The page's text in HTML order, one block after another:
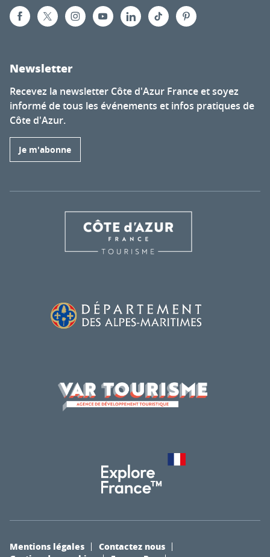
Newsletter
Recevez la newsletter Côte d'Azur France et soyez
informé de tous les événements et infos pratiques de
Côte d'Azur.
Je m'abonne
Mentions légales
Contactez nous